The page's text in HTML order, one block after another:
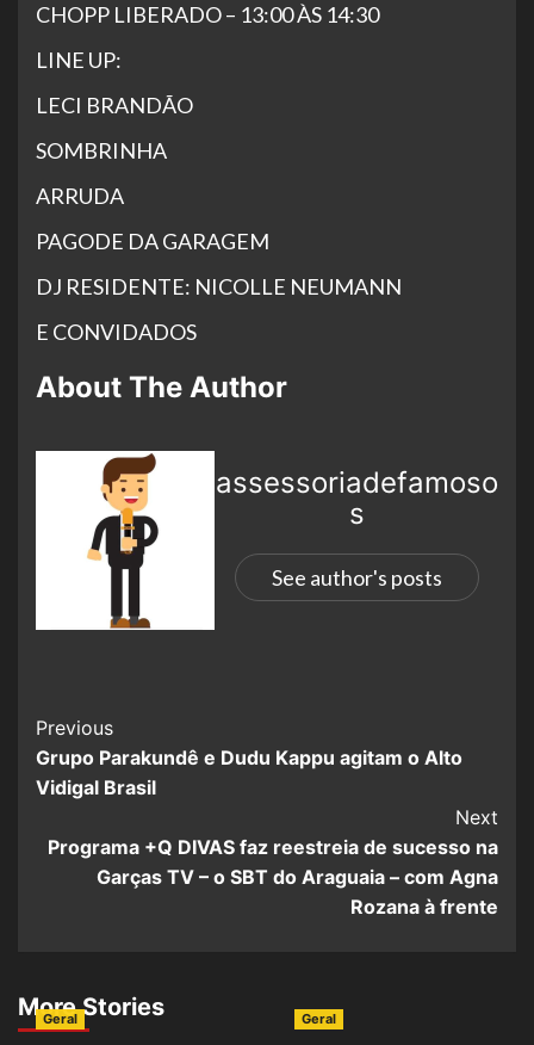
CHOPP LIBERADO – 13:00 ÀS 14:30
LINE UP:
LECI BRANDÃO
SOMBRINHA
ARRUDA
PAGODE DA GARAGEM
DJ RESIDENTE: NICOLLE NEUMANN
E CONVIDADOS
About The Author
assessoriadefamoso
s
See author's posts
Previous
Grupo Parakundê e Dudu Kappu agitam o Alto
Vidigal Brasil
Next
Programa +Q DIVAS faz reestreia de sucesso na
Garças TV – o SBT do Araguaia – com Agna
Rozana à frente
More Stories
Geral Geral